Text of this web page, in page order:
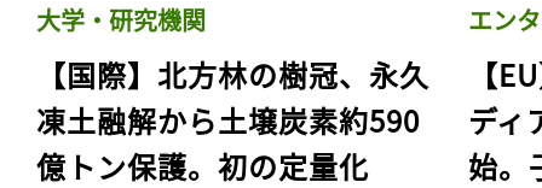
大学・研究機関
【国際】北方林の樹冠、永久
凍土融解から土壌炭素約590
億トン保護。初の定量化
エン
【
ディ
始。